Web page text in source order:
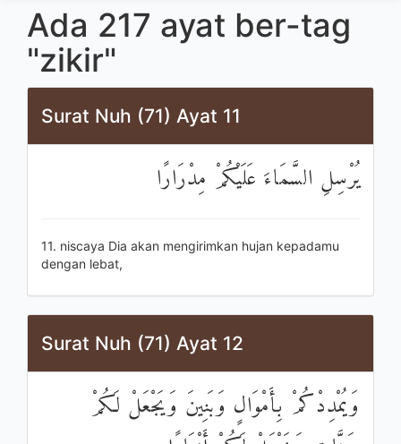
Ada 217 ayat ber-tag
"zikir"
Surat Nuh (71) Ayat 11
يُرْسِلِ السَّمَاءَ عَلَيْكُمْ مِدْرَارًا
11. niscaya Dia akan mengirimkan hujan kepadamu
dengan lebat,
Surat Nuh (71) Ayat 12
وَيُمْدِدْكُمْ بِأَمْوَالٍ وَبَنِينَ وَيَجْعَلْ لَكُمْ